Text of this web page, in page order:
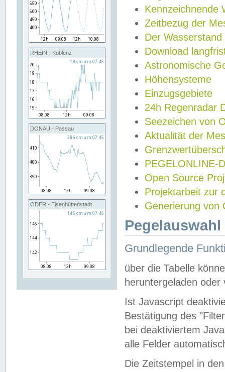
RHEIN - Koblenz
DONAU - Passau
ODER - Eisenhüttenstadt
Kennzeichnende
Zeitbezug der
Der Wasserstand
Download
Astronomische
Höhensysteme
Einzugsgebiete
24h Regenradar
Seezeichen von
Aktualität der
PEGELONLINE-
Open Source
Projektarbeit zur
Generierung von
Grundlegende
über die Tabelle
heruntergeladen oder
Ist Javascript
Bestätigung des
bei deaktiviertem
alle Felder
Die Zeitstempel in